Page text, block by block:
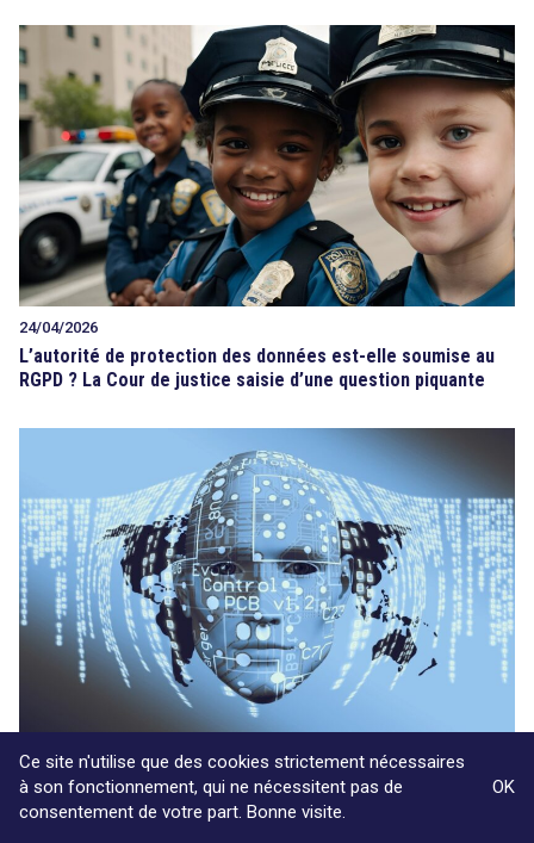
24/04/2026
L’autorité de protection des données est-elle soumise au
RGPD ? La Cour de justice saisie d’une question piquante
Le Conseil d’État bloque l’analyse algorithmique des
caméras aux abords des écoles
Ce site n'utilise que des cookies strictement nécessaires
à son fonctionnement, qui ne nécessitent pas de
consentement de votre part. Bonne visite.
OK